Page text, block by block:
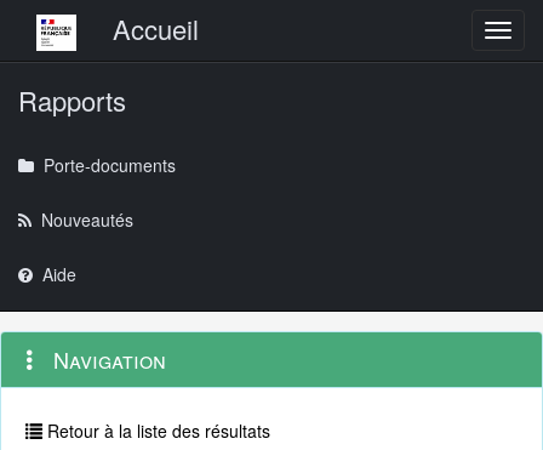
Menu principalAccueil
Rapports
Porte-documents
Nouveautés
Aide
Navigation
outils
Menu
contextuel
Navigation
Retour à la liste des résultats